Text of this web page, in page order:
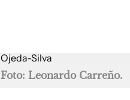
Foto: Leonardo Carreño.